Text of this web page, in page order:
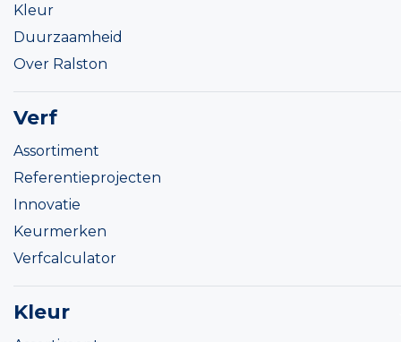
Kleur
Duurzaamheid
Over Ralston
Verf
Assortiment
Referentieprojecten
Innovatie
Keurmerken
Verfcalculator
Kleur